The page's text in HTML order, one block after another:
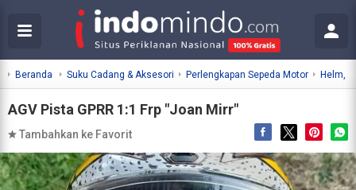
Beranda Suku Cadang & Aksesori Perlengkapan Sepeda Motor Helm,
AGV Pista GPRR 1:1 Frp "Joan Mirr"
Tambahkan ke Favorit